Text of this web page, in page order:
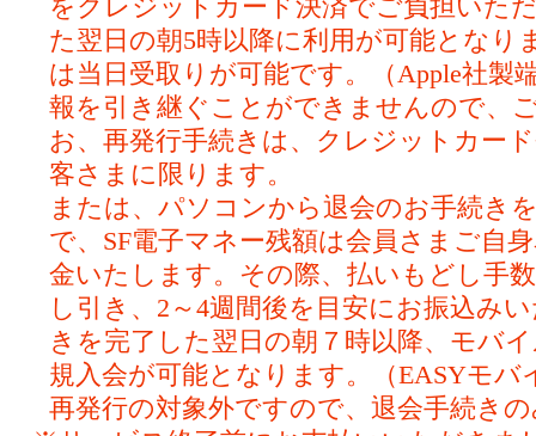
をクレジットカード決済でご負担いた
た翌日の朝5時以降に利用が可能となり
は当日受取りが可能です。（Apple社製
報を引き継ぐことができませんので、
お、再発行手続きは、クレジットカー
客さまに限ります。
または、パソコンから退会のお手続き
で、SF電子マネー残額は会員さまご自
金いたします。その際、払いもどし手
し引き、2～4週間後を目安にお振込み
きを完了した翌日の朝７時以降、モバ
規入会が可能となります。（EASYモバ
再発行の対象外ですので、退会手続き